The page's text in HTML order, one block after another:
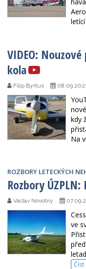
letící
VIDEO:
kola
Filip Byrtus
kdy
Na
ROZBORY LETECKÝCH
Rozbory
Václav Novotný
ve
Číst